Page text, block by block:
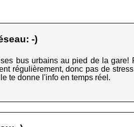
-)
bus urbains au pied de la
régulièrement, donc pas de
te donne l'info en temps réel.